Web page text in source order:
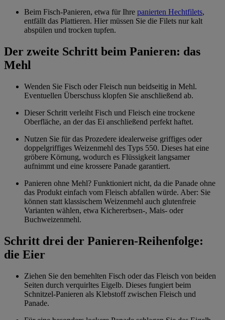
Beim Fisch-Panieren, etwa für Ihre panierten Hechtfilets,
entfällt das Plattieren. Hier müssen Sie die Filets nur kalt
abspülen und trocken tupfen.
Der zweite Schritt beim Panieren: das
Mehl
Wenden Sie Fisch oder Fleisch nun beidseitig in Mehl.
Eventuellen Überschuss klopfen Sie anschließend ab.
Dieser Schritt verleiht Fisch und Fleisch eine trockene
Oberfläche, an der das Ei anschließend perfekt haftet.
Nutzen Sie für das Prozedere idealerweise griffiges oder
doppelgriffiges Weizenmehl des Typs 550. Dieses hat eine
gröbere Körnung, wodurch es Flüssigkeit langsamer
aufnimmt und eine krossere Panade garantiert.
Panieren ohne Mehl? Funktioniert nicht, da die Panade ohne
das Produkt einfach vom Fleisch abfallen würde. Aber: Sie
können statt klassischem Weizenmehl auch glutenfreie
Varianten wählen, etwa Kichererbsen-, Mais- oder
Buchweizenmehl.
Schritt drei der Panieren-Reihenfolge:
die Eier
Ziehen Sie den bemehlten Fisch oder das Fleisch von beiden
Seiten durch verquirltes Eigelb. Dieses fungiert beim
Schnitzel-Panieren als Klebstoff zwischen Fleisch und
Panade.